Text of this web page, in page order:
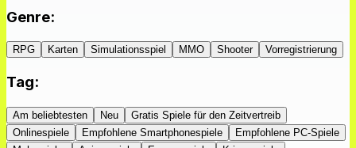
Genre:
RPG Karten Simulationsspiel MMO Shooter Vorregistrierung
Tag:
Am beliebtesten Neu
Gratis Spiele für den Zeitvertreib
Onlinespiele
Empfohlene Smartphonespiele
Empfohlene PC-Spiele